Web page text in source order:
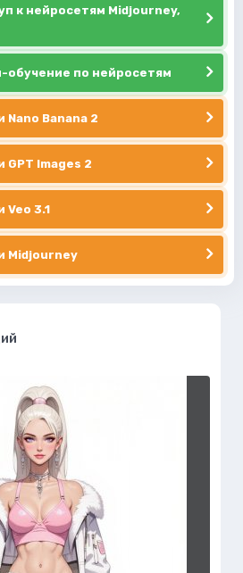
к нейросетям Midjourney,
обучение по нейросетям
Nano Banana 2
GPT Images 2
Veo 3.1
Midjourney